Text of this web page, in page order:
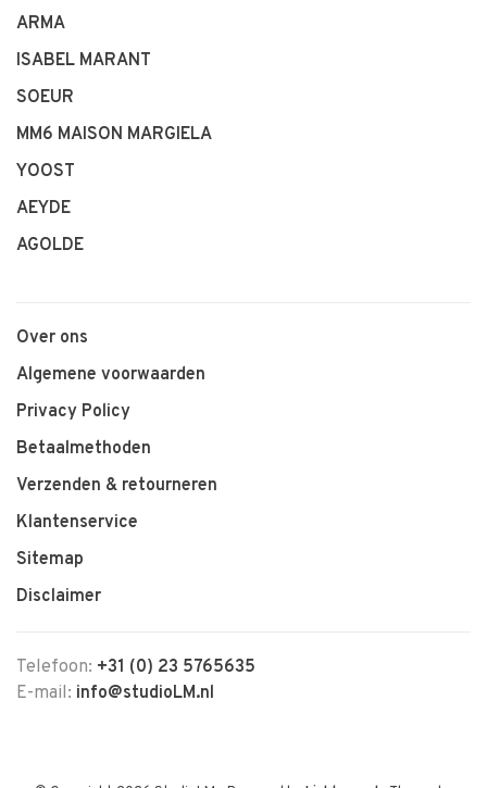
ARMA
ISABEL MARANT
SOEUR
MM6 MAISON MARGIELA
YOOST
AEYDE
AGOLDE
Over ons
Algemene voorwaarden
Privacy Policy
Betaalmethoden
Verzenden & retourneren
Klantenservice
Sitemap
Disclaimer
Telefoon: +31 (0) 23 5765635
E-mail: info@studioLM.nl